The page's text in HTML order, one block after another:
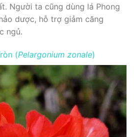
Người ta cũng dùng lá Phong
dược, hỗ trợ giảm căng
ngủ.
(Pelargonium zonale)